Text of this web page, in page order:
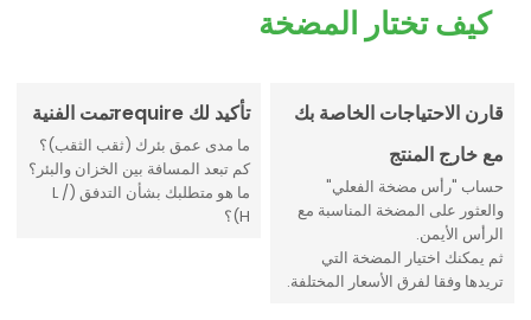
كيف تختار المضخة
تأكيد لك requireتمت الفنية
ما مدى عمق بئرك (ثقب الثقب)؟
كم تبعد المسافة بين الخزان والبئر؟
ما هو متطلبك بشأن التدفق (L /
H)؟
قارن الاحتياجات الخاصة بك
مع خارج المنتج
حساب "رأس مضخة الفعلي"
والعثور على المضخة المناسبة مع
الرأس الأيمن.
ثم يمكنك اختيار المضخة التي
تريدها وفقا لفرق الأسعار المختلفة.